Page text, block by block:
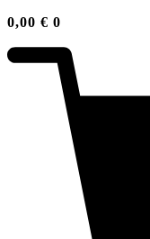
0,00 € 0